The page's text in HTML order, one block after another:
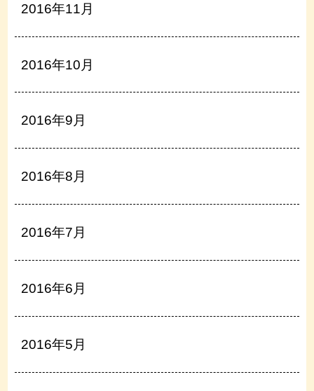
2016年11月
2016年10月
2016年9月
2016年8月
2016年7月
2016年6月
2016年5月